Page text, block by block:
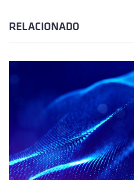
RELACIONADO